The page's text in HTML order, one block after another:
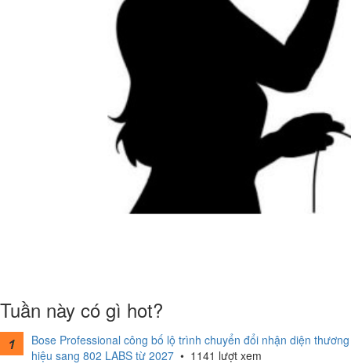
Tuần này có gì hot?
Bose Professional công bố lộ trình chuyển đổi nhận diện thương
hiệu sang 802 LABS từ 2027 • 1141 lượt xem